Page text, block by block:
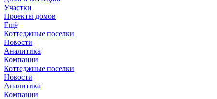
Участки
Проекты домов
Ещё
Коттеджные поселки
Новости
Аналитика
Компании
Коттеджные поселки
Новости
Аналитика
Компании